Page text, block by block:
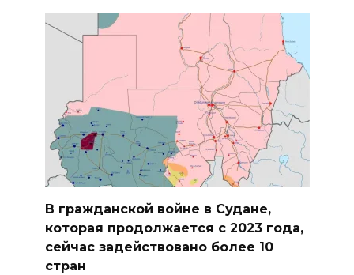
В гражданской войне в Судане,
которая продолжается с 2023 года,
сейчас задействовано более 10
стран